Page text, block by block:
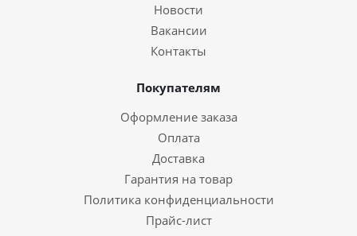
Новости
Вакансии
Контакты
Покупателям
Оформление заказа
Оплата
Доставка
Гарантия на товар
Политика конфиденциальности
Прайс-лист